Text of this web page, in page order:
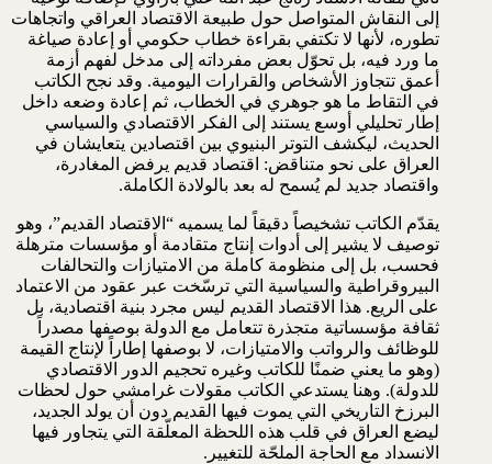
إلى النقاش المتواصل حول طبيعة الاقتصاد العراقي واتجاهات
تطوره، لأنها لا تكتفي بقراءة خطاب حكومي أو إعادة صياغة
ما ورد فيه، بل تحوّل بعض مفرداته إلى مدخل لفهم أزمة
أعمق تتجاوز الأشخاص والقرارات اليومية. وقد نجح الكاتب
في التقاط ما هو جوهري في الخطاب، ثم إعادة وضعه داخل
إطار تحليلي أوسع يستند إلى الفكر الاقتصادي والسياسي
الحديث، ليكشف التوتر البنيوي بين اقتصادين يتعايشان في
العراق على نحو متناقض: اقتصاد قديم يرفض المغادرة،
واقتصاد جديد لم يُسمح له بعد بالولادة الكاملة.
يقدّم الكاتب تشخيصاً دقيقاً لما يسميه “الاقتصاد القديم”، وهو
توصيف لا يشير إلى أدوات إنتاج متقادمة أو مؤسسات مترهلة
فحسب، بل إلى منظومة كاملة من الامتيازات والتحالفات
البيروقراطية والسياسية التي ترسّخت عبر عقود من الاعتماد
على الريع. هذا الاقتصاد القديم ليس مجرد بنية اقتصادية، بل
ثقافة مؤسساتية متجذرة تتعامل مع الدولة بوصفها مصدراً
للوظائف والرواتب والامتيازات، لا بوصفها إطاراً لإنتاج القيمة
(وهو ما يعني ضمنًا للكاتب وغيره تحجيم الدور الاقتصادي
للدولة). وهنا يستدعي الكاتب مقولات غرامشي حول لحظات
البرزخ التاريخي التي يموت فيها القديم دون أن يولد الجديد،
ليضع العراق في قلب هذه اللحظة المعلّقة التي يتجاور فيها
الانسداد مع الحاجة الملحّة للتغيير.